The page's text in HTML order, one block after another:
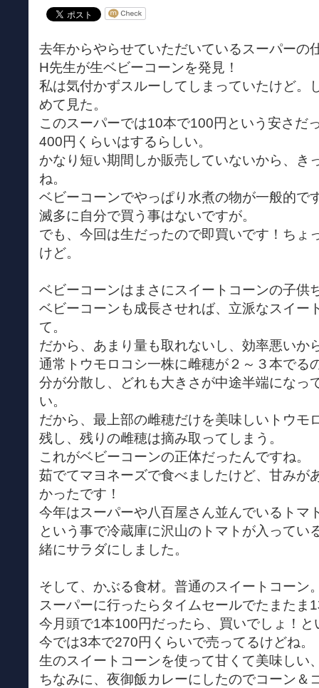
去年からやらせていただいているスーパーの
H先生が生ベビーコーンを発見！
私は気付かずスルーしてしまっていたけど。
めて見た。
このスーパーでは10本で100円という安さだ
400円くらいはするらしい。
かなり短い期間しか販売していないから、き
ね。
ベビーコーンでやっぱり水煮の物が一般的で
滅多に自分で買う事はないですが。
でも、今回は生だったので即買いです！ちょ
けど。
ベビーコーンはまさにスイートコーンの子供
ベビーコーンも成長させれば、立派なスイー
て。
だから、あまり量も取れないし、効率悪いか
通常トウモロコシ一株に雌穂が２～３本でる
分が分散し、どれも大きさが中途半端になっ
い。
だから、最上部の雌穂だけを美味しいトウモ
残し、残りの雌穂は摘み取ってしまう。
これがベビーコーンの正体だったんですね。
茹でてマヨネーズで食べましたけど、甘みが
かったです！
今年はスーパーや八百屋さん並んでいるトマ
という事で冷蔵庫に沢山のトマトが入ってい
緒にサラダにしました。
そして、かぶる食材。普通のスイートコーン
スーパーに行ったらタイムセールでたまたま
今月頭で1本100円だったら、買いでしょ！
今では3本で270円くらいで売ってるけどね。
生のスイートコーンを使って甘くて美味しい
ちなみに、夜御飯カレーにしたのでコーン＆